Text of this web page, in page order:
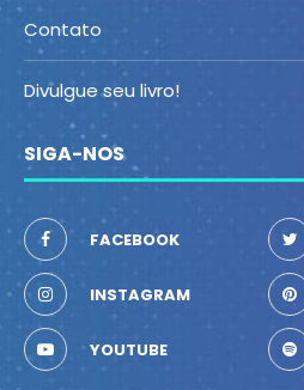
Contato
Divulgue seu livro!
SIGA-NOS
FACEBOOK
INSTAGRAM
YOUTUBE